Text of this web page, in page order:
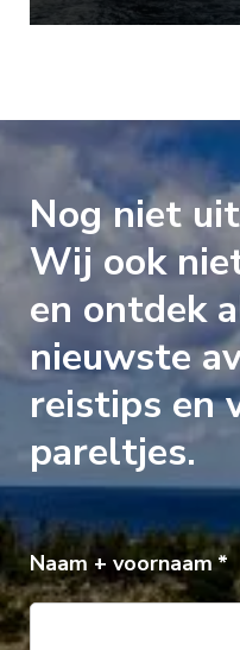
Nog niet
Wij ook
en ontdek
nieuwste
reistips en
pareltjes.
Naam + voornaam